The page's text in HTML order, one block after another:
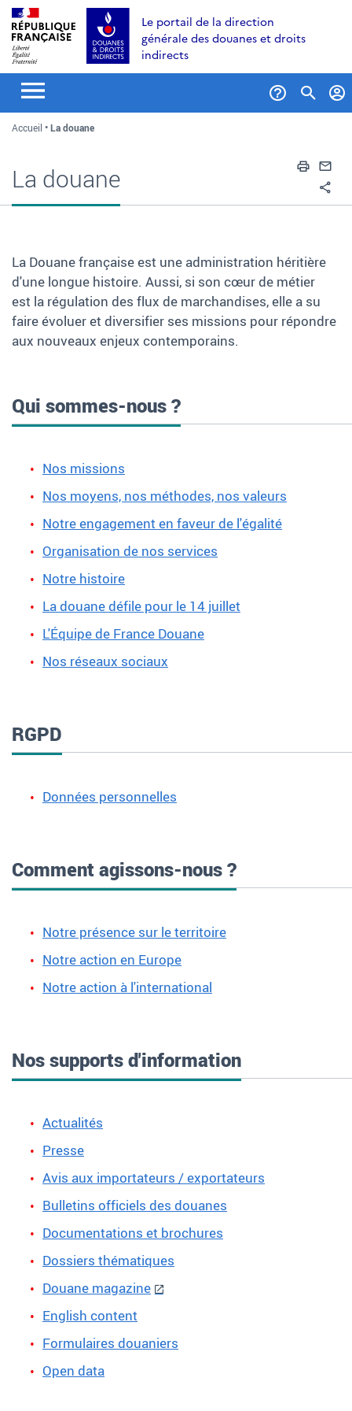
Aller
au
contenu
Aller
recherche
Aller
au
menu
Le portail de la direction
générale des douanes et droits
indirects
Accueil La douane
La douane
La Douane française est une administration héritière
d'une longue histoire. Aussi, si son cœur de métier
est la régulation des flux de marchandises, elle a su
faire évoluer et diversifier ses missions pour répondre
aux nouveaux enjeux contemporains.
Qui sommes-nous ?
Nos missions
Nos moyens, nos méthodes, nos valeurs
Notre engagement en faveur de l'égalité
Organisation de nos services
Notre histoire
La douane défile pour le 14 juillet
L'Équipe de France Douane
Nos réseaux sociaux
RGPD
Données personnelles
Comment agissons-nous ?
Notre présence sur le territoire
Notre action en Europe
Notre action à l'international
Nos supports d'information
Actualités
Presse
Avis aux importateurs / exportateurs
Bulletins officiels des douanes
Documentations et brochures
Dossiers thématiques
Douane magazine
English content
Formulaires douaniers
Open data